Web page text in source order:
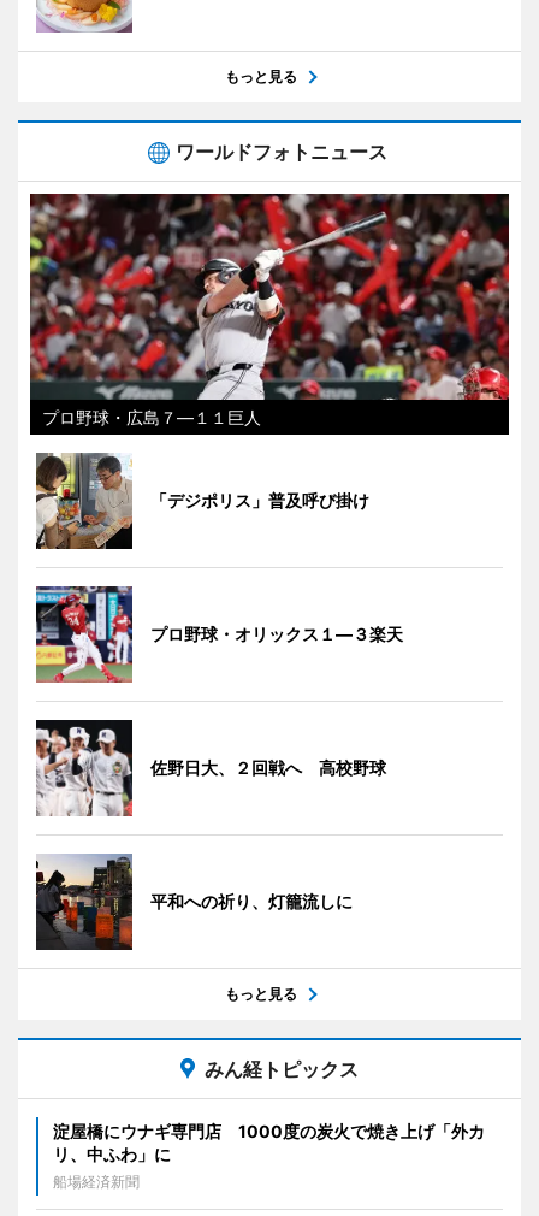
もっと見る
ワールドフォトニュース
プロ野球・広島７―１１巨人
「デジポリス」普及呼び掛け
プロ野球・オリックス１―３楽天
佐野日大、２回戦へ 高校野球
平和への祈り、灯籠流しに
もっと見る
みん経トピックス
淀屋橋にウナギ専門店 1000度の炭火で焼き上げ「外カ
リ、中ふわ」に
船場経済新聞